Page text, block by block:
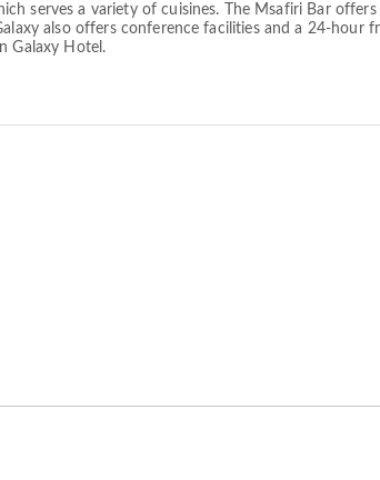
serves a variety of cuisines. The Msafiri Bar offers
also offers conference facilities and a 24-hour
Galaxy Hotel.